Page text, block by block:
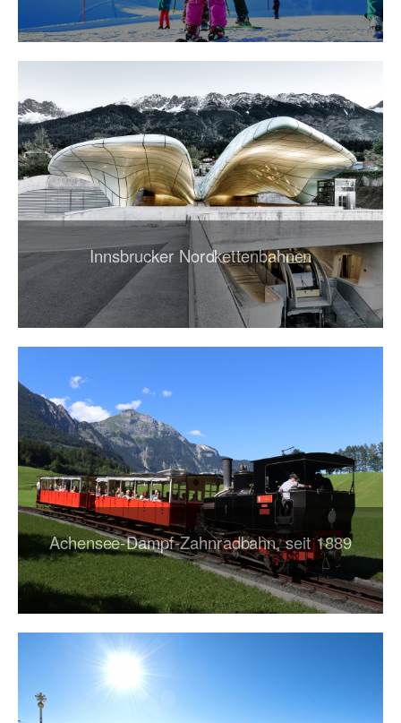
Innsbrucker Nordkettenbahnen
Achensee-Dampf-Zahnradbahn, seit 1889